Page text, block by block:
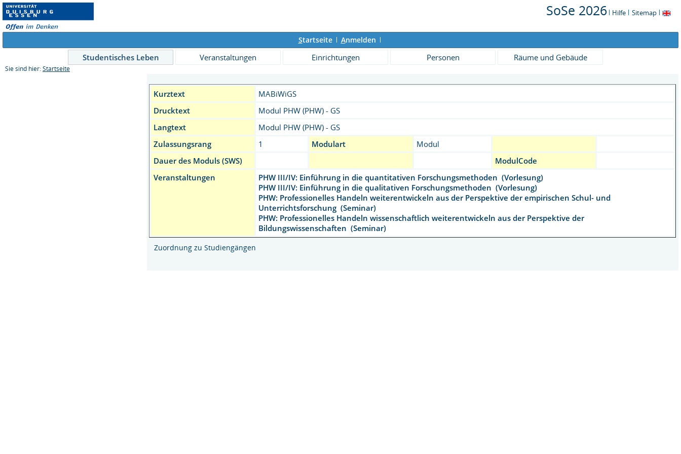
SoSe 2026 Hilfe Sitemap
Startseite Anmelden
Studentisches Leben Veranstaltungen Einrichtungen Personen Räume und Gebäude
Sie sind hier: Startseite
Kurztext
MABiWiGS
Drucktext
Modul PHW (PHW) - GS
Langtext
Modul PHW (PHW) - GS
Zulassungsrang
1 Modulart
Modul
Dauer des Moduls (SWS)
ModulCode
Veranstaltungen
PHW III/IV: Einführung in die quantitativen Forschungsmethoden (Vorlesung)
PHW III/IV: Einführung in die qualitativen Forschungsmethoden (Vorlesung)
PHW: Professionelles Handeln weiterentwickeln aus der Perspektive der empirischen Schul- und
Unterrichtsforschung (Seminar)
PHW: Professionelles Handeln wissenschaftlich weiterentwickeln aus der Perspektive der
Bildungswissenschaften (Seminar)
Zuordnung zu Studiengängen